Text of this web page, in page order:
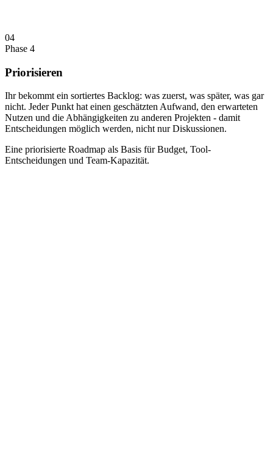
04
Phase 4
Priorisieren
Ihr bekommt ein sortiertes Backlog: was zuerst, was später, was gar
nicht. Jeder Punkt hat einen geschätzten Aufwand, den erwarteten
Nutzen und die Abhängigkeiten zu anderen Projekten - damit
Entscheidungen möglich werden, nicht nur Diskussionen.
Eine priorisierte Roadmap als Basis für Budget, Tool-
Entscheidungen und Team-Kapazität.